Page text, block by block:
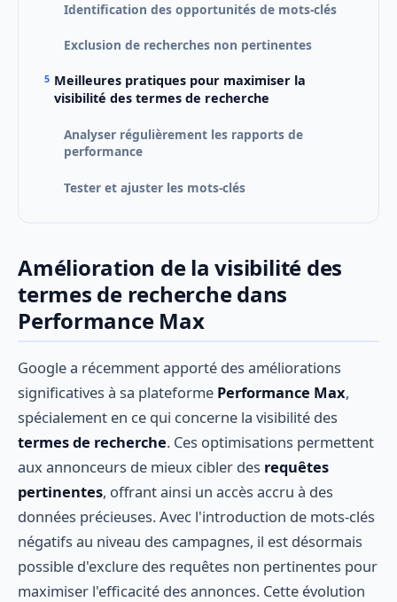
Identification des opportunités de mots-clés
Exclusion de recherches non pertinentes
Meilleures pratiques pour maximiser la
visibilité des termes de recherche
Analyser régulièrement les rapports de
performance
Tester et ajuster les mots-clés
Amélioration de la visibilité des
termes de recherche dans
Performance Max
Google a récemment apporté des améliorations
significatives à sa plateforme Performance Max,
spécialement en ce qui concerne la visibilité des
termes de recherche. Ces optimisations permettent
aux annonceurs de mieux cibler des requêtes
pertinentes, offrant ainsi un accès accru à des
données précieuses. Avec l'introduction de mots-clés
négatifs au niveau des campagnes, il est désormais
possible d'exclure des requêtes non pertinentes pour
maximiser l'efficacité des annonces. Cette évolution